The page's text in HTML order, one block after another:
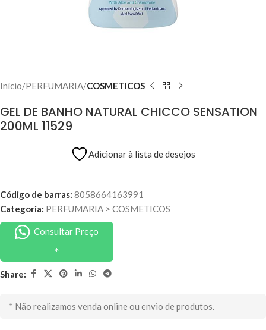
Início PERFUMARIA COSMETICOS
GEL DE BANHO NATURAL CHICCO SENSATION
200ML 11529
Adicionar à lista de desejos
Código de barras: 8058664163991
Categoria: PERFUMARIA > COSMETICOS
Consultar Preço
Share:
* Não realizamos venda online ou envio de produtos.